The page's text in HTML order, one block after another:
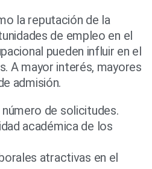
la reputación de la
de empleo en el
pueden influir en el
A mayor interés, mayores
admisión.
de solicitudes.
académica de los
atractivas en el